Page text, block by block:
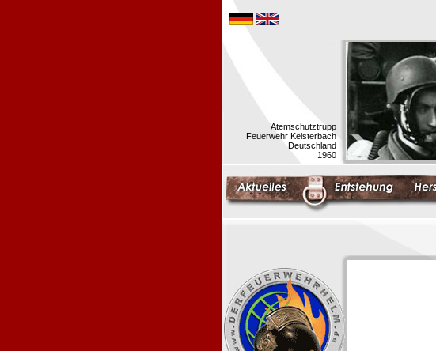
Atemschutztrupp
Feuerwehr Kelsterbach
Deutschland
1960